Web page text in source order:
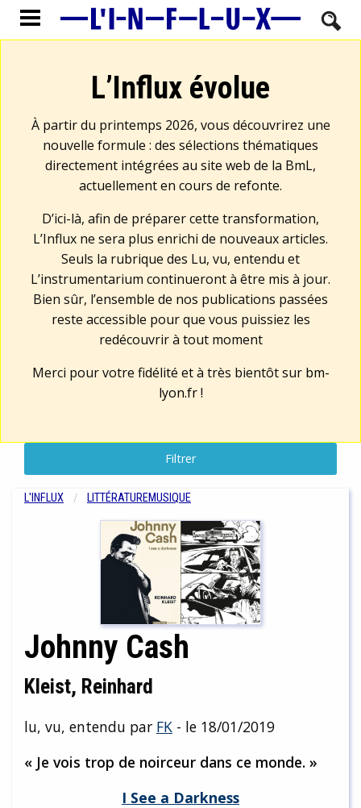
L’Influx évolue
À partir du printemps 2026, vous découvrirez une
nouvelle formule : des sélections thématiques
directement intégrées au site web de la BmL,
actuellement en cours de refonte.
D’ici-là, afin de préparer cette transformation,
L’Influx ne sera plus enrichi de nouveaux articles.
Seuls la rubrique des Lu, vu, entendu et
L’instrumentarium continueront à être mis à jour.
Bien sûr, l’ensemble de nos publications passées
reste accessible pour que vous puissiez les
redécouvrir à tout moment
Merci pour votre fidélité et à très bientôt sur bm-
lyon.fr!
Filtrer
L'INFLUX LITTÉRATUREMUSIQUE
Johnny Cash
Kleist, Reinhard
lu, vu, entendu par FK - le 18/01/2019
« Je vois trop de noirceur dans ce monde. »
I See a Darkness